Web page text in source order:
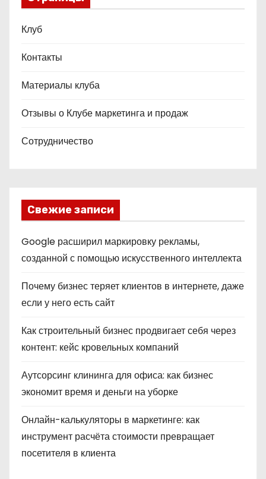
Клуб
Контакты
Материалы клуба
Отзывы о Клубе маркетинга и продаж
Сотрудничество
Свежие записи
Google расширил маркировку рекламы,
созданной с помощью искусственного интеллекта
Почему бизнес теряет клиентов в интернете, даже
если у него есть сайт
Как строительный бизнес продвигает себя через
контент: кейс кровельных компаний
Аутсорсинг клининга для офиса: как бизнес
экономит время и деньги на уборке
Онлайн-калькуляторы в маркетинге: как
инструмент расчёта стоимости превращает
посетителя в клиента